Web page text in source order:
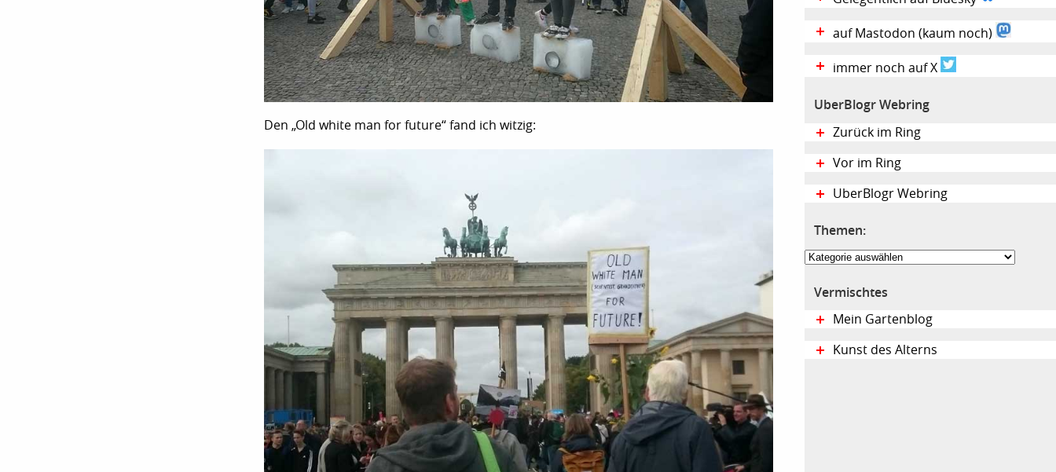
Den „Old white man for future“ fand ich witzig:
auf Mastodon (kaum noch)
immer noch auf X
UberBlogr Webring
Zurück im Ring
Vor im Ring
UberBlogr Webring
Themen:
Themen:
Vermischtes
Mein Gartenblog
Kunst des Alterns